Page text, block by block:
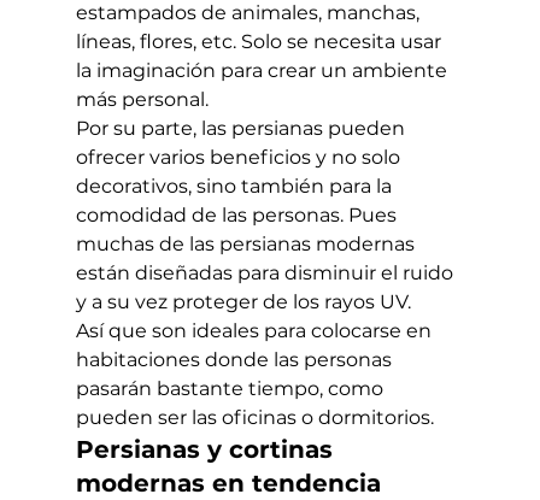
estampados de animales, manchas,
líneas, flores, etc. Solo se necesita usar
la imaginación para crear un ambiente
más personal.
Por su parte, las persianas pueden
ofrecer varios beneficios y no solo
decorativos, sino también para la
comodidad de las personas. Pues
muchas de las persianas modernas
están diseñadas para disminuir el ruido
y a su vez proteger de los rayos UV.
Así que son ideales para colocarse en
habitaciones donde las personas
pasarán bastante tiempo, como
pueden ser las oficinas o dormitorios.
Persianas y cortinas
modernas en tendencia